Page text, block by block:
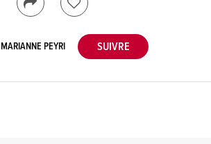
MARIANNE PEYRI